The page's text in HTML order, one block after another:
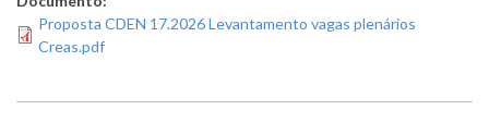
Proposta CDEN 17.2026 Levantamento vagas plenários
Creas.pdf